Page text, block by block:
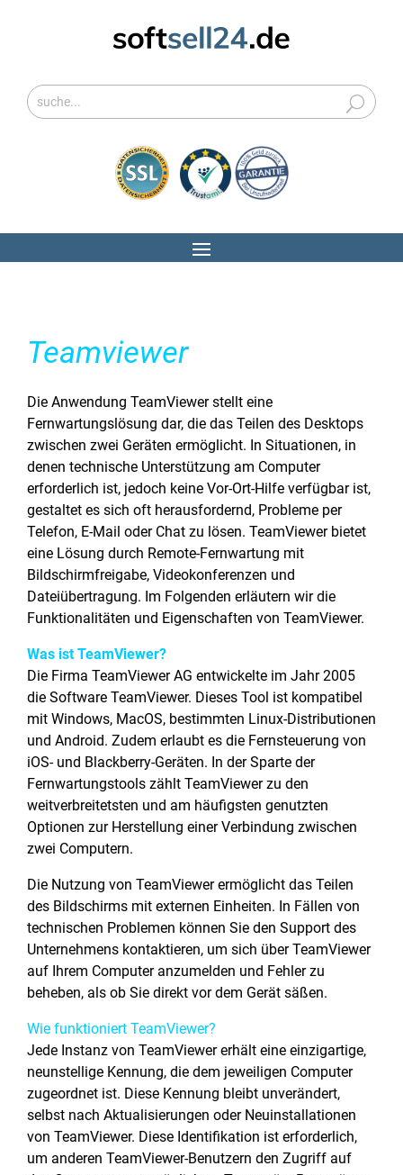
Teamviewer
Die Anwendung TeamViewer stellt eine
Fernwartungslösung dar, die das Teilen des Desktops
zwischen zwei Geräten ermöglicht. In Situationen, in
denen technische Unterstützung am Computer
erforderlich ist, jedoch keine Vor-Ort-Hilfe verfügbar ist,
gestaltet es sich oft herausfordernd, Probleme per
Telefon, E-Mail oder Chat zu lösen. TeamViewer bietet
eine Lösung durch Remote-Fernwartung mit
Bildschirmfreigabe, Videokonferenzen und
Dateiübertragung. Im Folgenden erläutern wir die
Funktionalitäten und Eigenschaften von TeamViewer.
Was ist TeamViewer?
Die Firma TeamViewer AG entwickelte im Jahr 2005
die Software TeamViewer. Dieses Tool ist kompatibel
mit Windows, MacOS, bestimmten Linux-Distributionen
und Android. Zudem erlaubt es die Fernsteuerung von
iOS- und Blackberry-Geräten. In der Sparte der
Fernwartungstools zählt TeamViewer zu den
weitverbreitetsten und am häufigsten genutzten
Optionen zur Herstellung einer Verbindung zwischen
zwei Computern.
Die Nutzung von TeamViewer ermöglicht das Teilen
des Bildschirms mit externen Einheiten. In Fällen von
technischen Problemen können Sie den Support des
Unternehmens kontaktieren, um sich über TeamViewer
auf Ihrem Computer anzumelden und Fehler zu
beheben, als ob Sie direkt vor dem Gerät säßen.
Wie funktioniert TeamViewer?
Jede Instanz von TeamViewer erhält eine einzigartige,
neunstellige Kennung, die dem jeweiligen Computer
zugeordnet ist. Diese Kennung bleibt unverändert,
selbst nach Aktualisierungen oder Neuinstallationen
von TeamViewer. Diese Identifikation ist erforderlich,
um anderen TeamViewer-Benutzern den Zugriff auf